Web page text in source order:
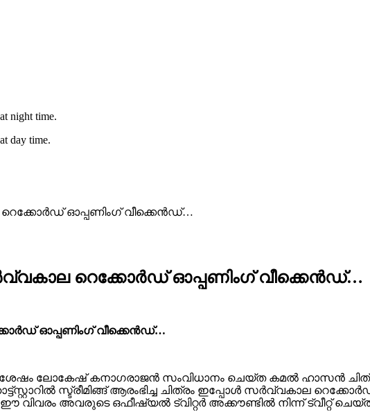
night time.
day time.
റെക്കോർഡ് ഓപ്പണിംഗ് വീക്കെൻഡ്…
റെക്കോർഡ് ഓപ്പണിംഗ് വീക്കെൻഡ്…
ഓപ്പണിംഗ് വീക്കെൻഡ്…
ശേഷം ലോകേഷ് കനാഗരാജൻ സംവിധാനം ചെയ്ത കമൽ ഹാസൻ ചിത്രം
സ്ട്രീമിങ്ങ് ആരംഭിച്ച ചിത്രം ഇപ്പോൾ സർവ്വകാല
അവരുടെ ഒഫീഷ്യൽ ട്വിറ്റർ അക്കൗണ്ടിൽ നിന്ന് ട്വീറ്റ്